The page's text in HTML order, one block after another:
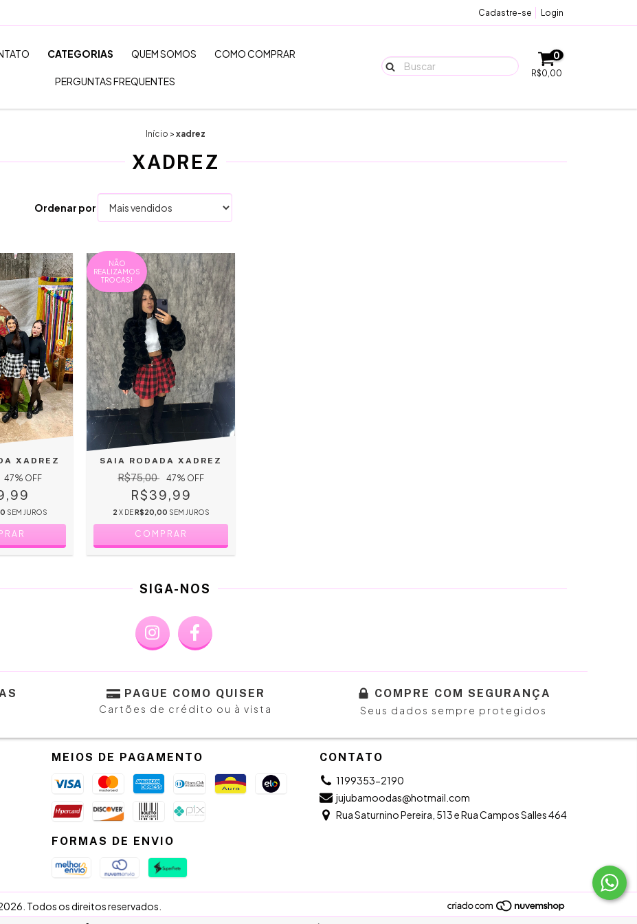
Cadastre-se Login
CATEGORIAS QUEM SOMOS COMO COMPRAR
PERGUNTAS FREQUENTES
0
R$0,00
Início > xadrez
XADREZ
Ordenar por
XADREZ
47% OFF
SEM JUROS
NÃO
REALIZAMOS
TROCAS!
SAIA RODADA XADREZ
R$75,00 47% OFF
R$39,99
2 X DE R$20,00 SEM JUROS
COMPRAR
SIGA-NOS
PAGUE COMO QUISER
Cartões de crédito ou à vista
COMPRE COM SEGURANÇA
Seus dados sempre protegidos
MEIOS DE PAGAMENTO
FORMAS DE ENVIO
CONTATO
1199353-2190
jujubamoodas@hotmail.com
Rua Saturnino Pereira, 513 e Rua Campos Salles 464
Todos os direitos reservados.